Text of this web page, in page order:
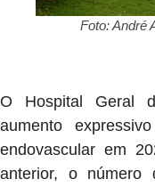
Foto: André
O Hospital Geral
aumento
endovascular em
anterior, o número